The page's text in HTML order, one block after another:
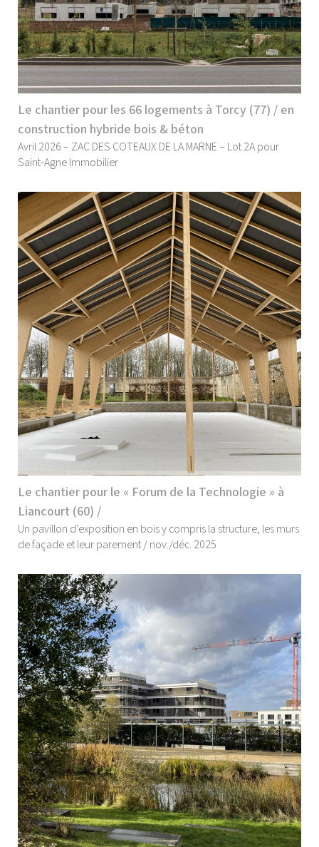
Le chantier pour les 66 logements à Torcy (77) / en
construction hybride bois & béton
Avril 2026 – ZAC DES COTEAUX DE LA MARNE – Lot 2A pour
Saint-Agne Immobilier
Le chantier pour le « Forum de la Technologie » à
Liancourt (60) /
Un pavillon d’exposition en bois y compris la structure, les murs
de façade et leur parement / nov./déc. 2025